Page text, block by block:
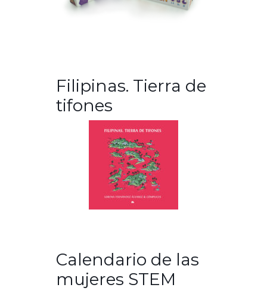
Filipinas. Tierra de
tifones
Calendario de las
mujeres STEM